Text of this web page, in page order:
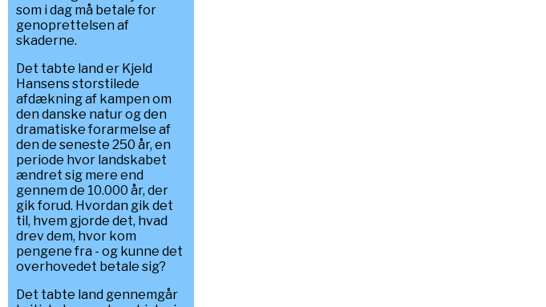
som i dag må betale for
genoprettelsen af
skaderne.
Det tabte land er Kjeld
Hansens storstilede
afdækning af kampen om
den danske natur og den
dramatiske forarmelse af
den de seneste 250 år, en
periode hvor landskabet
ændret sig mere end
gennem de 10.000 år, der
gik forud. Hvordan gik det
til, hvem gjorde det, hvad
drev dem, hvor kom
pengene fra - og kunne det
overhovedet betale sig?
Det tabte land gennemgår